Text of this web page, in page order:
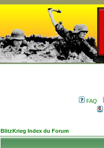
FAQ
BlitzKrieg Index du Forum